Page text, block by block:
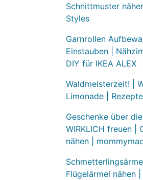
Schnittmuster
Styles
Garnrollen
Einstauben |
DIY für IKEA ALEX
Waldmeisterzeit! |
Limonade | Rezepte
Geschenke über
WIRKLICH freuen |
nähen |
Flügelärmel nähen